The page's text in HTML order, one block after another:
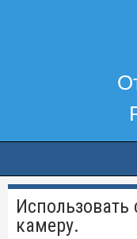
камеру.